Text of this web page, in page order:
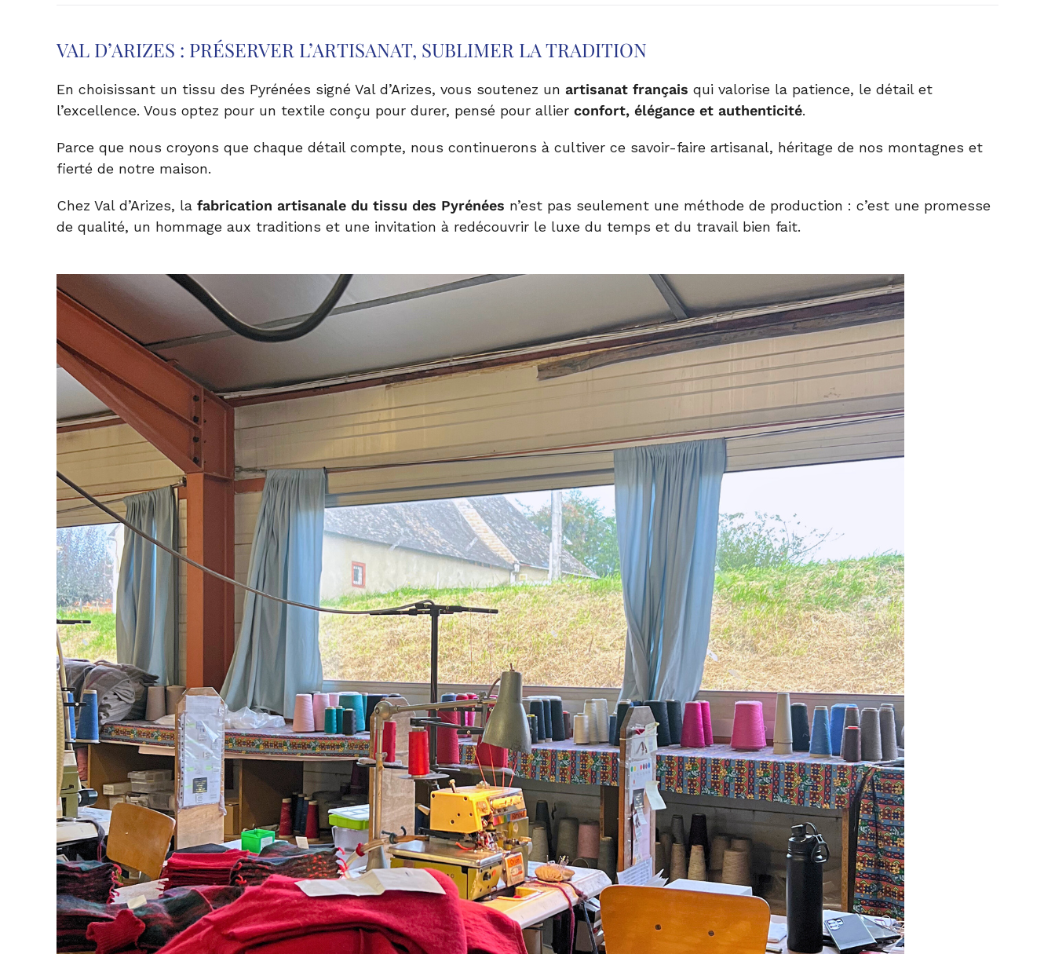
VAL D’ARIZES : PRÉSERVER L’ARTISANAT, SUBLIMER LA TRADITION
En choisissant un tissu des Pyrénées signé Val d’Arizes, vous soutenez un artisanat français qui valorise la patience, le détail et
l’excellence. Vous optez pour un textile conçu pour durer, pensé pour allier confort, élégance et authenticité.
Parce que nous croyons que chaque détail compte, nous continuerons à cultiver ce savoir-faire artisanal, héritage de nos montagnes et
fierté de notre maison.
Chez Val d’Arizes, la fabrication artisanale du tissu des Pyrénées n’est pas seulement une méthode de production : c’est une promesse
de qualité, un hommage aux traditions et une invitation à redécouvrir le luxe du temps et du travail bien fait.